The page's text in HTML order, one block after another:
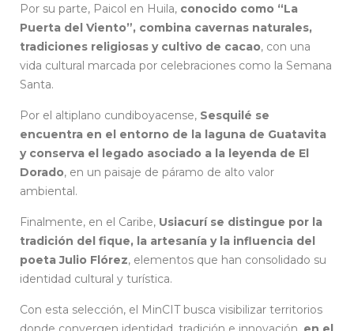
Por su parte, Paicol en Huila, conocido como “La
Puerta del Viento”, combina cavernas naturales,
tradiciones religiosas y cultivo de cacao, con una
vida cultural marcada por celebraciones como la Semana
Santa.
Por el altiplano cundiboyacense, Sesquilé se
encuentra en el entorno de la laguna de Guatavita
y conserva el legado asociado a la leyenda de El
Dorado, en un paisaje de páramo de alto valor
ambiental.
Finalmente, en el Caribe, Usiacurí se distingue por la
tradición del fique, la artesanía y la influencia del
poeta Julio Flórez, elementos que han consolidado su
identidad cultural y turística.
Con esta selección, el MinCIT busca visibilizar territorios